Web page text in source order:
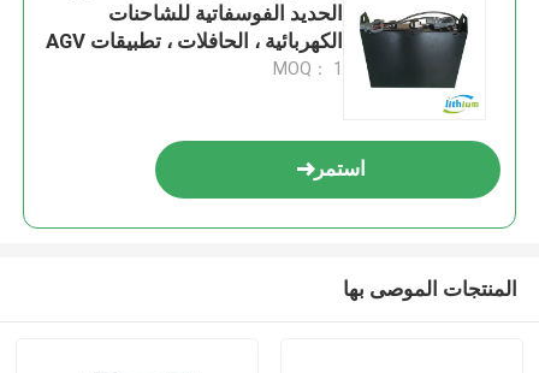
الحديد الفوسفاتية للشاحنات
الكهربائية ، الحافلات ، تطبيقات AGV
MOQ： 1
استمر
المنتجات الموصى بها